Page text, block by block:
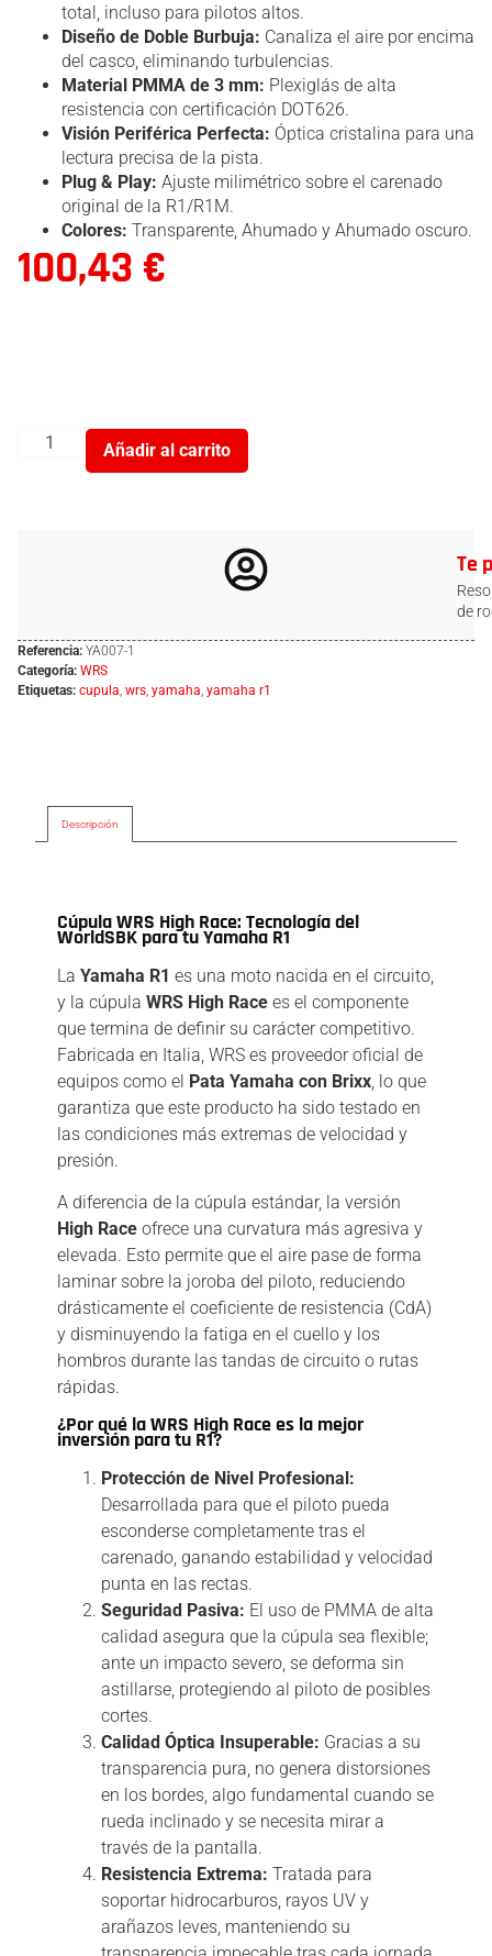
total, incluso para pilotos altos.
Diseño de Doble Burbuja: Canaliza el aire por encima
del casco, eliminando turbulencias.
Material PMMA de 3 mm: Plexiglás de alta
resistencia con certificación DOT626.
Visión Periférica Perfecta: Óptica cristalina para una
lectura precisa de la pista.
Plug & Play: Ajuste milimétrico sobre el carenado
original de la R1/R1M.
Colores: Transparente, Ahumado y Ahumado oscuro.
100,43 €
Añadir al carrito
Te
de
Referencia: YA007-1
Categoría: WRS
Etiquetas: cupula, wrs, yamaha, yamaha r1
Descripción
Cúpula WRS High Race: Tecnología del
WorldSBK para tu Yamaha R1
La Yamaha R1 es una moto nacida en el circuito,
y la cúpula WRS High Race es el componente
que termina de definir su carácter competitivo.
Fabricada en Italia, WRS es proveedor oficial de
equipos como el Pata Yamaha con Brixx, lo que
garantiza que este producto ha sido testado en
las condiciones más extremas de velocidad y
presión.
A diferencia de la cúpula estándar, la versión
High Race ofrece una curvatura más agresiva y
elevada. Esto permite que el aire pase de forma
laminar sobre la joroba del piloto, reduciendo
drásticamente el coeficiente de resistencia (CdA)
y disminuyendo la fatiga en el cuello y los
hombros durante las tandas de circuito o rutas
rápidas.
¿Por qué la WRS High Race es la mejor
inversión para tu R1?
Protección de Nivel Profesional:
Desarrollada para que el piloto pueda
esconderse completamente tras el
carenado, ganando estabilidad y velocidad
punta en las rectas.
Seguridad Pasiva: El uso de PMMA de alta
calidad asegura que la cúpula sea flexible;
ante un impacto severo, se deforma sin
astillarse, protegiendo al piloto de posibles
cortes.
Calidad Óptica Insuperable: Gracias a su
transparencia pura, no genera distorsiones
en los bordes, algo fundamental cuando se
rueda inclinado y se necesita mirar a
través de la pantalla.
Resistencia Extrema: Tratada para
soportar hidrocarburos, rayos UV y
arañazos leves, manteniendo su